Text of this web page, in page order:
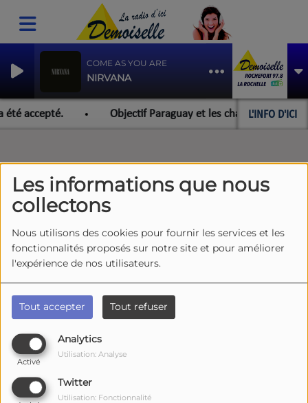
Les informations que nous
collectons
Nous utilisons des cookies pour fournir les services et les
fonctionnalités proposés sur notre site et pour améliorer
l'expérience de nos utilisateurs.
Tout accepter Tout refuser
Analytics
Activé
Utilisation: Analyse
Twitter
Utilisation: Fonctionnalité
COME AS YOU ARE
NIRVANA
L'INFO D'ICI
accepté. Objectif Paraguay et les championnats